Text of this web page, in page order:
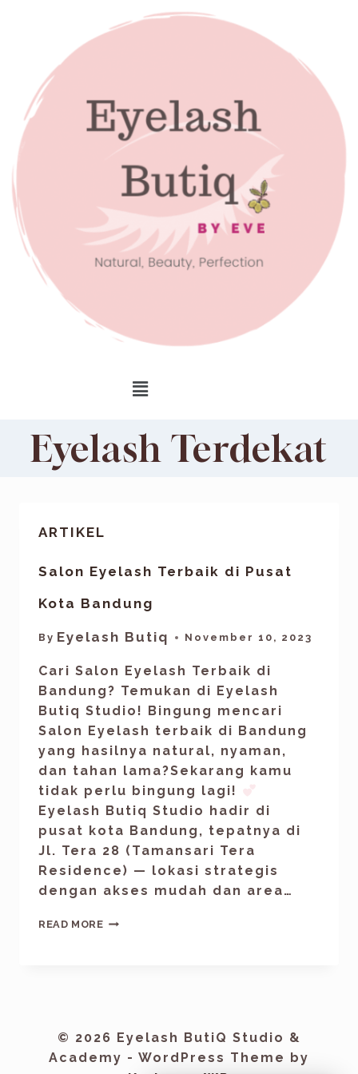
Eyelash Terdekat
ARTIKEL
Salon Eyelash Terbaik di Pusat
Kota Bandung
By Eyelash Butiq November 10, 2023
Cari Salon Eyelash Terbaik di
Bandung? Temukan di Eyelash
Butiq Studio! Bingung mencari
Salon Eyelash terbaik di Bandung
yang hasilnya natural, nyaman,
dan tahan lama?Sekarang kamu
tidak perlu bingung lagi!
Eyelash Butiq Studio hadir di
pusat kota Bandung, tepatnya di
Jl. Tera 28 (Tamansari Tera
Residence) — lokasi strategis
dengan akses mudah dan area…
READ MORE
© 2026 Eyelash ButiQ Studio &
Academy - WordPress Theme by